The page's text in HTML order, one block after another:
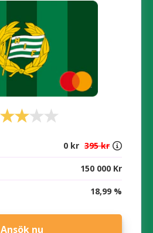
0 kr 395 kr
150 000 Kr
18,99 %
Ansök nu